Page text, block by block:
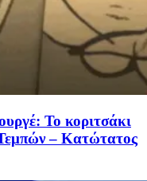
Το κοριτσάκι
– Κατώτατος